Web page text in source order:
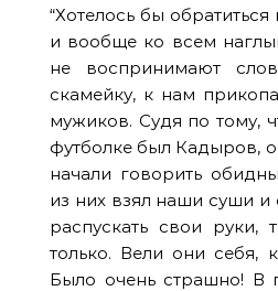
“Хотелось бы
и вообще ко всем
не воспринимают
скамейку, к нам
мужиков. Судя по тому,
футболке был Кадыров,
начали говорить
из них взял наши суши и
распускать свои руки,
только. Вели они себя,
Было очень страшно!